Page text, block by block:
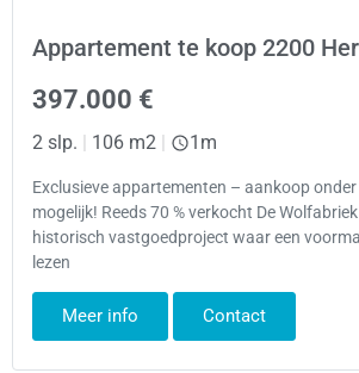
Appartement te koop 2200
397.000 €
2 slp. 106 m2 1m
Exclusieve appartementen – aankoop
mogelijk! Reeds 70 % verkocht De
historisch vastgoedproject waar een
lezen
Meer info Contact